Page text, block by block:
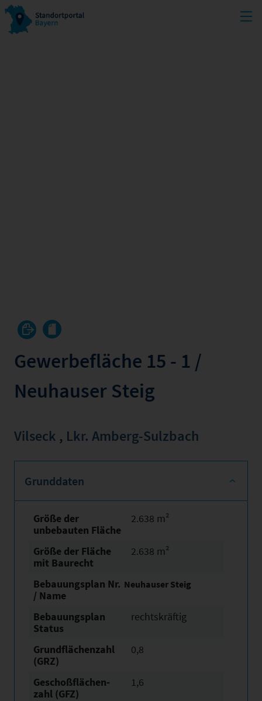
Gewerbefläche 15 - 1 /
Neuhauser Steig
Vilseck , Lkr. Amberg-Sulzbach
Grunddaten
Größe der
unbebauten Fläche
2.638 m²
Größe der Fläche
mit Baurecht
2.638 m²
Bebauungsplan Nr.
/ Name
Neuhauser Steig
Bebauungsplan
Status
rechtskräftig
Grundflächen­zahl
(GRZ)
0,8
Geschoßflächen­
zahl (GFZ)
1,6